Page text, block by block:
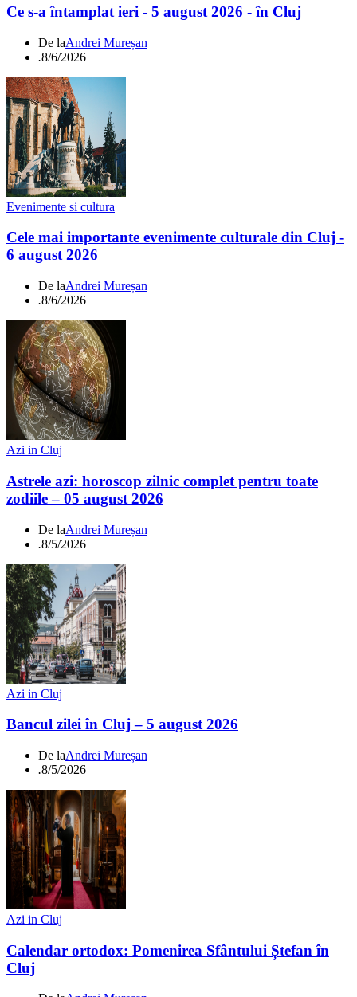
Ce s-a întamplat ieri - 5 august 2026 - în Cluj
De laAndrei Mureșan
.8/6/2026
Evenimente si cultura
Cele mai importante evenimente culturale din Cluj -
6 august 2026
De laAndrei Mureșan
.8/6/2026
Azi in Cluj
Astrele azi: horoscop zilnic complet pentru toate
zodiile – 05 august 2026
De laAndrei Mureșan
.8/5/2026
Azi in Cluj
Bancul zilei în Cluj – 5 august 2026
De laAndrei Mureșan
.8/5/2026
Azi in Cluj
Calendar ortodox: Pomenirea Sfântului Ștefan în
Cluj